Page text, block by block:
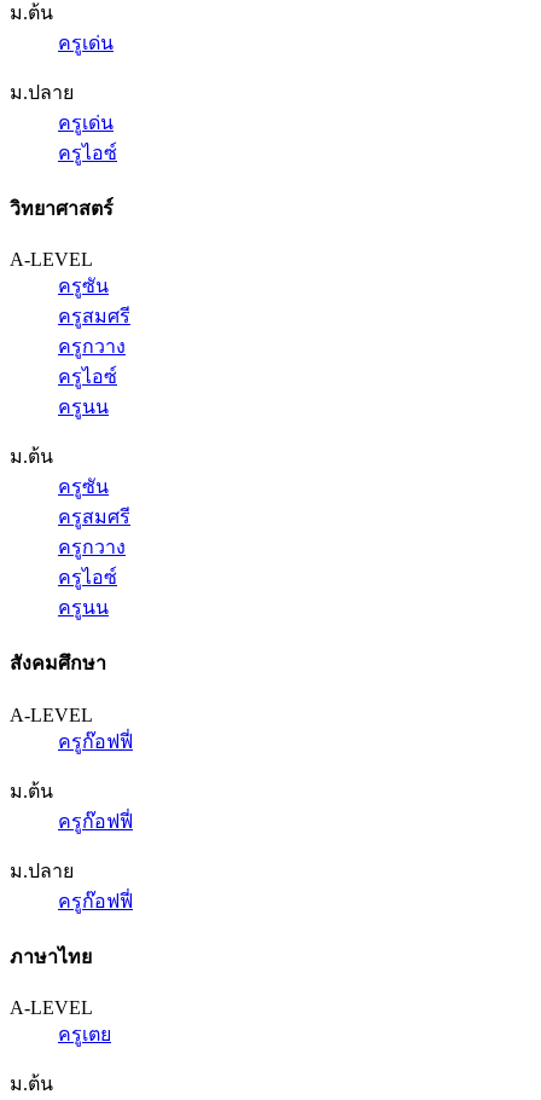
ม.ต้น
ครูเด่น
ม.ปลาย
ครูเด่น
ครูไอซ์
วิทยาศาสตร์
A-LEVEL
ครูซัน
ครูสมศรี
ครูกวาง
ครูไอซ์
ครูนน
ม.ต้น
ครูซัน
ครูสมศรี
ครูกวาง
ครูไอซ์
ครูนน
สังคมศึกษา
A-LEVEL
ครูก๊อฟฟี่
ม.ต้น
ครูก๊อฟฟี่
ม.ปลาย
ครูก๊อฟฟี่
ภาษาไทย
A-LEVEL
ครูเตย
ม.ต้น